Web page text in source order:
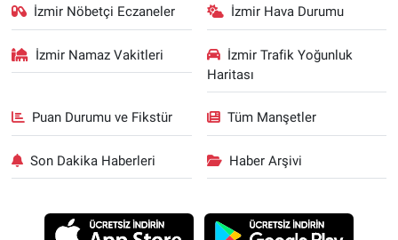
İzmir Nöbetçi Eczaneler İzmir Hava Durumu
İzmir Namaz Vakitleri
İzmir Trafik Yoğunluk
Haritası
Puan Durumu ve Fikstür Tüm Manşetler
Son Dakika Haberleri Haber Arşivi